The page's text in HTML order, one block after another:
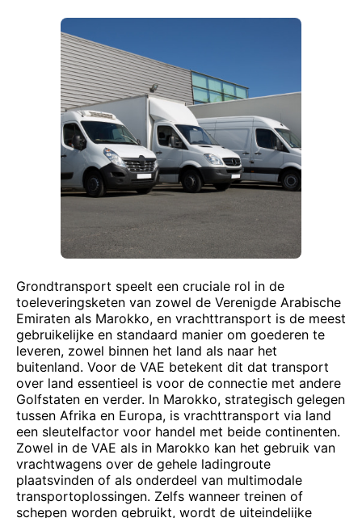
Grondtransport speelt een cruciale rol in de
toeleveringsketen van zowel de Verenigde Arabische
Emiraten als Marokko, en vrachttransport is de meest
gebruikelijke en standaard manier om goederen te
leveren, zowel binnen het land als naar het
buitenland. Voor de VAE betekent dit dat transport
over land essentieel is voor de connectie met andere
Golfstaten en verder. In Marokko, strategisch gelegen
tussen Afrika en Europa, is vrachttransport via land
een sleutelfactor voor handel met beide continenten.
Zowel in de VAE als in Marokko kan het gebruik van
vrachtwagens over de gehele ladingroute
plaatsvinden of als onderdeel van multimodale
transportoplossingen. Zelfs wanneer treinen of
schepen worden gebruikt, wordt de uiteindelijke